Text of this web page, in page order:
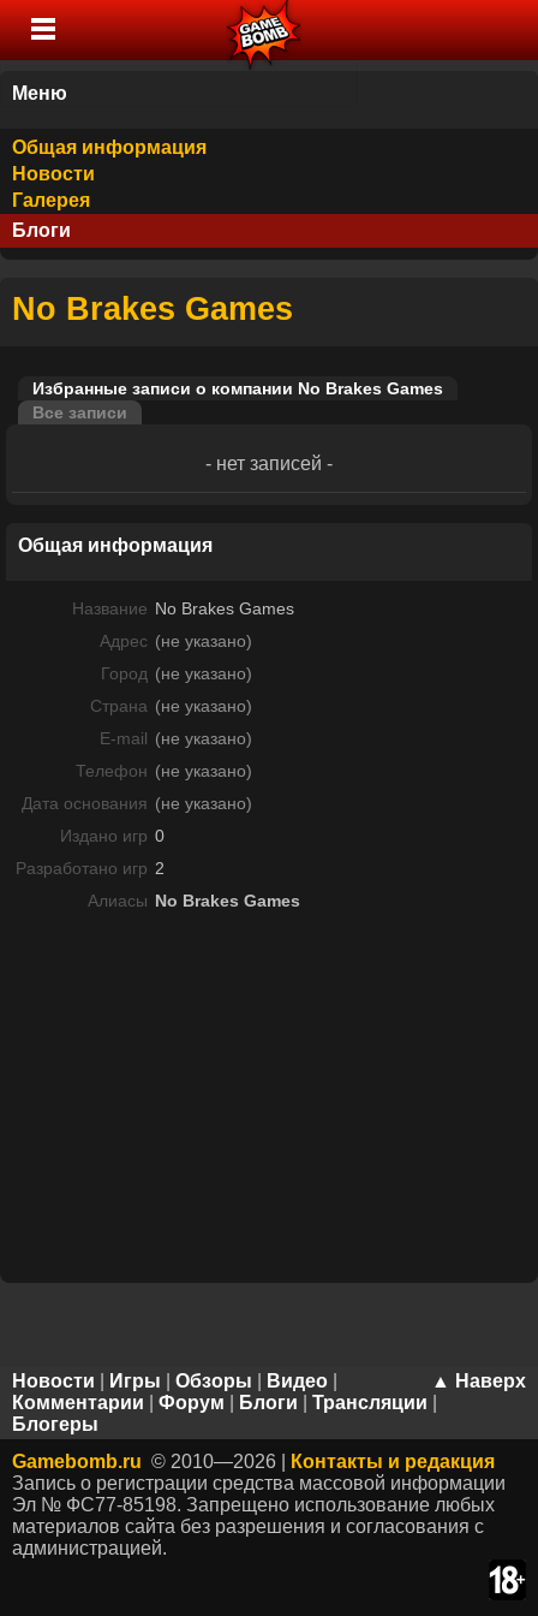
Меню
Общая информация
Новости
Галерея
Блоги
No Brakes Games
Избранные записи о компании No Brakes Games
Все записи
- нет записей -
Общая информация
Название No Brakes Games
Адрес (не указано)
Город (не указано)
Страна (не указано)
E-mail (не указано)
Телефон (не указано)
Дата основания (не указано)
Издано игр 0
Разработано игр 2
Алиасы No Brakes Games
▲ Наверх
Новости Игры Обзоры Видео
Комментарии
Форум Блоги Трансляции
Блогеры
Gamebomb.ru © 2010—2026 |
Контакты и редакция
Запись о регистрации средства массовой информации
Эл № ФС77-85198. Запрещено использование любых
материалов сайта без разрешения и согласования с
администрацией.